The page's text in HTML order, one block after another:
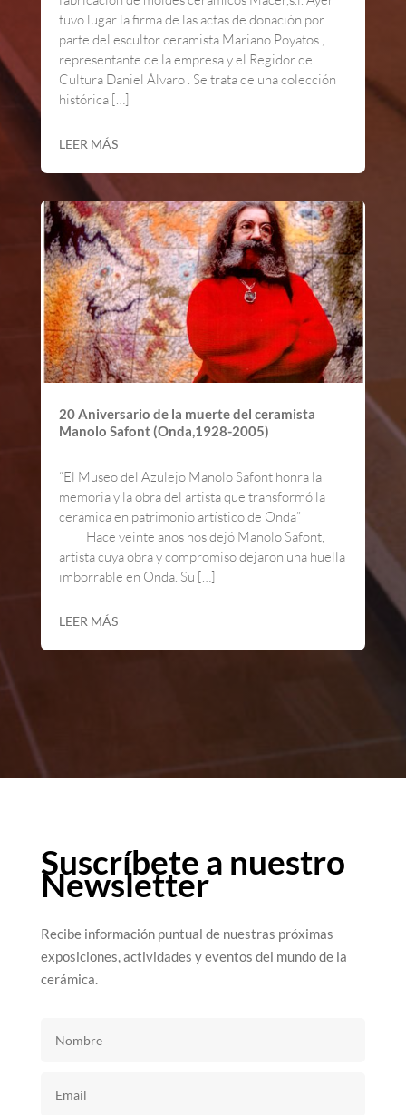
tuvo lugar la firma de las actas de donación por
parte del escultor ceramista Mariano Poyatos ,
representante de la empresa y el Regidor de
Cultura Daniel Álvaro . Se trata de una colección
histórica […]
LEER MÁS
20 Aniversario de la muerte del ceramista
Manolo Safont (Onda,1928-2005)
“El Museo del Azulejo Manolo Safont honra la
memoria y la obra del artista que transformó la
cerámica en patrimonio artístico de Onda”
Hace veinte años nos dejó Manolo Safont,
artista cuya obra y compromiso dejaron una huella
imborrable en Onda. Su […]
LEER MÁS
Suscríbete a nuestro
Newsletter
Recibe información puntual de nuestras próximas
exposiciones, actividades y eventos del mundo de la
cerámica.